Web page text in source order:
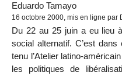
Eduardo Tamayo
16 octobre 2000, mis en ligne par
Du 22 au 25 juin a eu lieu
social alternatif. C’est
tenu l’Atelier latino-
les politiques de